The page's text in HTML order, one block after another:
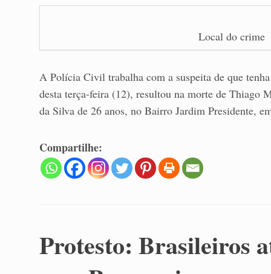
Local do crime
A Polícia Civil trabalha com a suspeita de que
desta terça-feira (12), resultou na morte de
da Silva de 26 anos, no Bairro Jardim Presidente,
Compartilhe:
Protesto: Brasileiros